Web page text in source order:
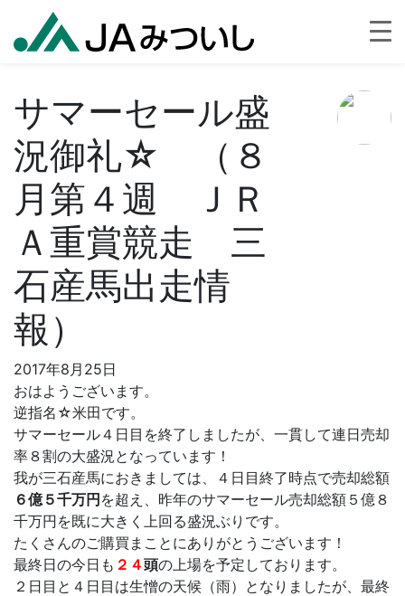
サマーセール盛
況御礼☆ （８
月第４週 ＪＲ
Ａ重賞競走 三
石産馬出走情
報）
2017年8月25日
おはようございます。
逆指名☆米田です。
サマーセール４日目を終了しましたが、一貫して連日売却
率８割の大盛況となっています！
我が三石産馬におきましては、４日目終了時点で売却総額
６億５千万円 を超え、昨年のサマーセール売却総額５億８
千万円を既に大きく上回る盛況ぶりです。
たくさんのご購買まことにありがとうございます！
最終日の今日も ２４頭の上場を予定しております。
２日目と４日目は生憎の天候（雨）となりましたが、最終